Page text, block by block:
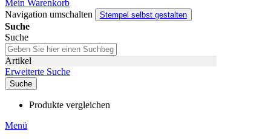
Mein Warenkorb
Navigation umschalten
Stempel selbst gestalten
Suche
Suche
Artikel
Erweiterte Suche
Suche
Produkte vergleichen
Menü